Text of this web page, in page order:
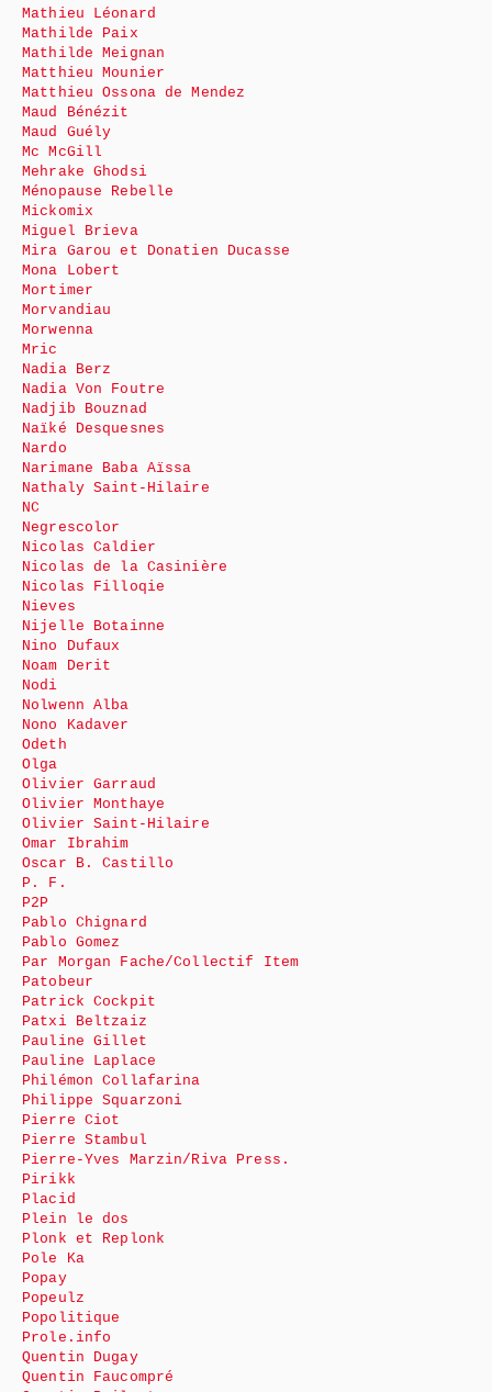
Mathieu Léonard
Mathilde Paix
Mathilde Meignan
Matthieu Mounier
Matthieu Ossona de Mendez
Maud Bénézit
Maud Guély
Mc McGill
Mehrake Ghodsi
Ménopause Rebelle
Mickomix
Miguel Brieva
Mira Garou et Donatien Ducasse
Mona Lobert
Mortimer
Morvandiau
Morwenna
Mric
Nadia Berz
Nadia Von Foutre
Nadjib Bouznad
Naïké Desquesnes
Nardo
Narimane Baba Aïssa
Nathaly Saint-Hilaire
NC
Negrescolor
Nicolas Caldier
Nicolas de la Casinière
Nicolas Filloqie
Nieves
Nijelle Botainne
Nino Dufaux
Noam Derit
Nodi
Nolwenn Alba
Nono Kadaver
Odeth
Olga
Olivier Garraud
Olivier Monthaye
Olivier Saint-Hilaire
Omar Ibrahim
Oscar B. Castillo
P. F.
P2P
Pablo Chignard
Pablo Gomez
Par Morgan Fache/Collectif Item
Patobeur
Patrick Cockpit
Patxi Beltzaiz
Pauline Gillet
Pauline Laplace
Philémon Collafarina
Philippe Squarzoni
Pierre Ciot
Pierre Stambul
Pierre-Yves Marzin/Riva Press.
Pirikk
Placid
Plein le dos
Plonk et Replonk
Pole Ka
Popay
Popeulz
Popolitique
Prole.info
Quentin Dugay
Quentin Faucompré